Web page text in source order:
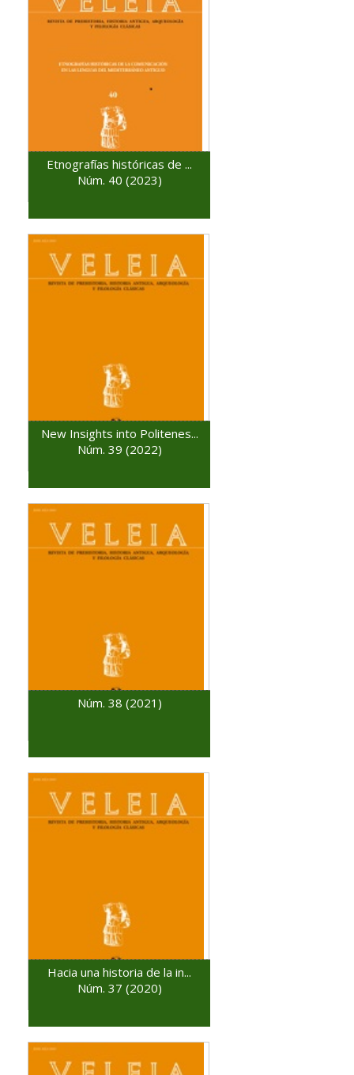
Etnografías históricas de ...
Núm. 40 (2023)
New Insights into Politenes...
Núm. 39 (2022)
Núm. 38 (2021)
Hacia una historia de la in...
Núm. 37 (2020)